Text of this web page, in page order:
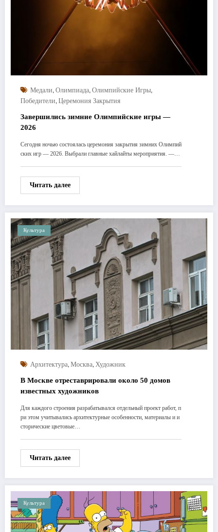
Медали, Олимпиада, Олимпийские Игры,
Победители, Церемония Закрытия
Завершились зимние Олимпийские игры —
2026
Сегодня ночью состоялась церемония закрытия зимних Олимпий
ских игр — 2026. Выбрали главные хайлайты мероприятия. —…
Читать далее
Культура
Архитектура, Москва, Художник
В Москве отреставрировали около 50 домов
известных художников
Для каждого строения разрабатывался отдельный проект работ, п
ри этом учитывались архитектурные особенности, материалы и и
сторические цветовые…
Читать далее
Культура